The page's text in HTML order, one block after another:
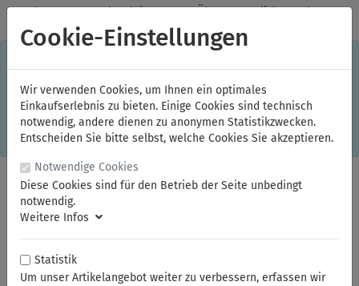
✓Jeden Monat starke Aktionen ✓Über 20 Qualitätsmarken ✓
Kostenlose Lieferung im Inland ab 150,00 Euro Bruttowarenwert
Einkaufserlebnis. Dabei werden beispielsweise die Session-
Informationen oder die Spracheinstellung auf Ihrem Rechner
gespeichert. Ohne Cookies ist der Funktionsumfang des
Online-Shops eingeschränkt. Sind Sie damit nicht
einverstanden, klicken Sie bitte hier.
Cookie-Einstellungen
Wir verwenden Cookies, um Ihnen ein optimales
Einkaufserlebnis zu bieten. Einige Cookies sind technisch
notwendig, andere dienen zu anonymen Statistikzwecken.
Entscheiden Sie bitte selbst, welche Cookies Sie akzeptieren.
Notwendige Cookies
Diese Cookies sind für den Betrieb der Seite unbedingt
notwendig.
Weitere Infos
Statistik
Um unser Artikelangebot weiter zu verbessern, erfassen wir